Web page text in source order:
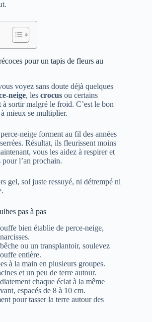
pour un tapis de fleurs au
voyez sans doute déjà quelques
neige, les crocus ou certains
à sortir malgré le froid. C’est le bon
mieux se multiplier.
neige forment au fil des années
Résultat, ils fleurissent moins
vous les aidez à respirer et
l’an prochain.
gel, sol juste ressuyé, ni détrempé ni
pas à pas
bien établie de perce-neige,
ou un transplantoir, soulevez
entière.
à la main en plusieurs groupes.
et un peu de terre autour.
chaque éclat à la même
espacés de 8 à 10 cm.
pour tasser la terre autour des